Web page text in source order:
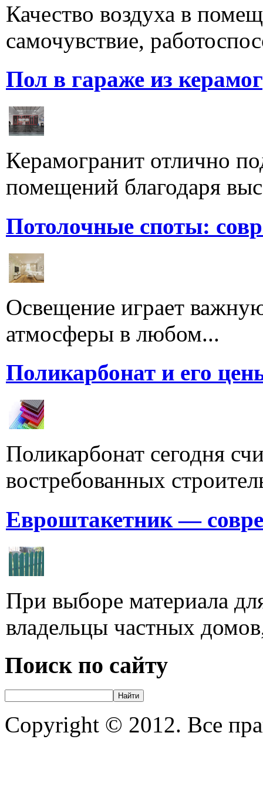
Качество воздуха в
самочувствие,
Пол в гараже из
Керамогранит отлично
помещений благодаря
Потолочные споты:
Освещение играет
атмосферы в любом...
Поликарбонат и его
Поликарбонат сегодня
востребованных
Евроштакетник —
При выборе материала
владельцы частных
Поиск по сайту
Copyright © 2012. Все